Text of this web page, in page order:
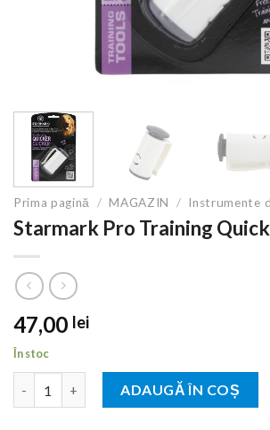
Prima pagină / MAGAZIN / Instrumente
Starmark Pro Training
47,00 lei
În stoc
Cantitate Starmark Pro Training Quicker
ADAUGĂ ÎN COȘ